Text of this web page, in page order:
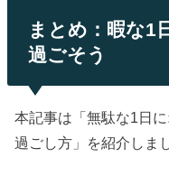
まとめ：暇な1
過ごそう
本記事は「無駄な1日
過ごし方」を紹介しま